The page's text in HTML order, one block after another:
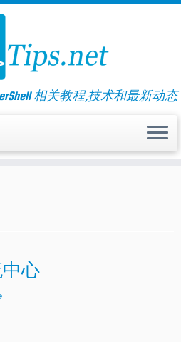
相关教程,技术和最新动态
中心